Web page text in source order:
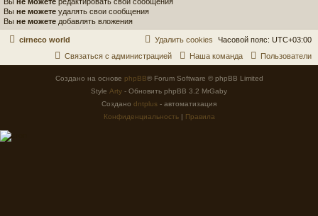
Вы не можете удалять свои сообщения
Вы не можете добавлять вложения
cirneco world Часовой пояс: UTC+03:00
Удалить cookies
Пользователи
Наша команда
Связаться с администрацией
Создано на основе phpBB® Forum Software © phpBB Limited
Style Arty - Обновить phpBB 3.2 MrGaby
Создано dntplus - автоматизация
Конфиденциальность| Правила